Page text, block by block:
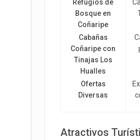
Refugios de
Bosque en
Coñaripe
Cabañas
Coñaripe con
Tinajas Los
Hualles
Ofertas
Diversas
Atractivos